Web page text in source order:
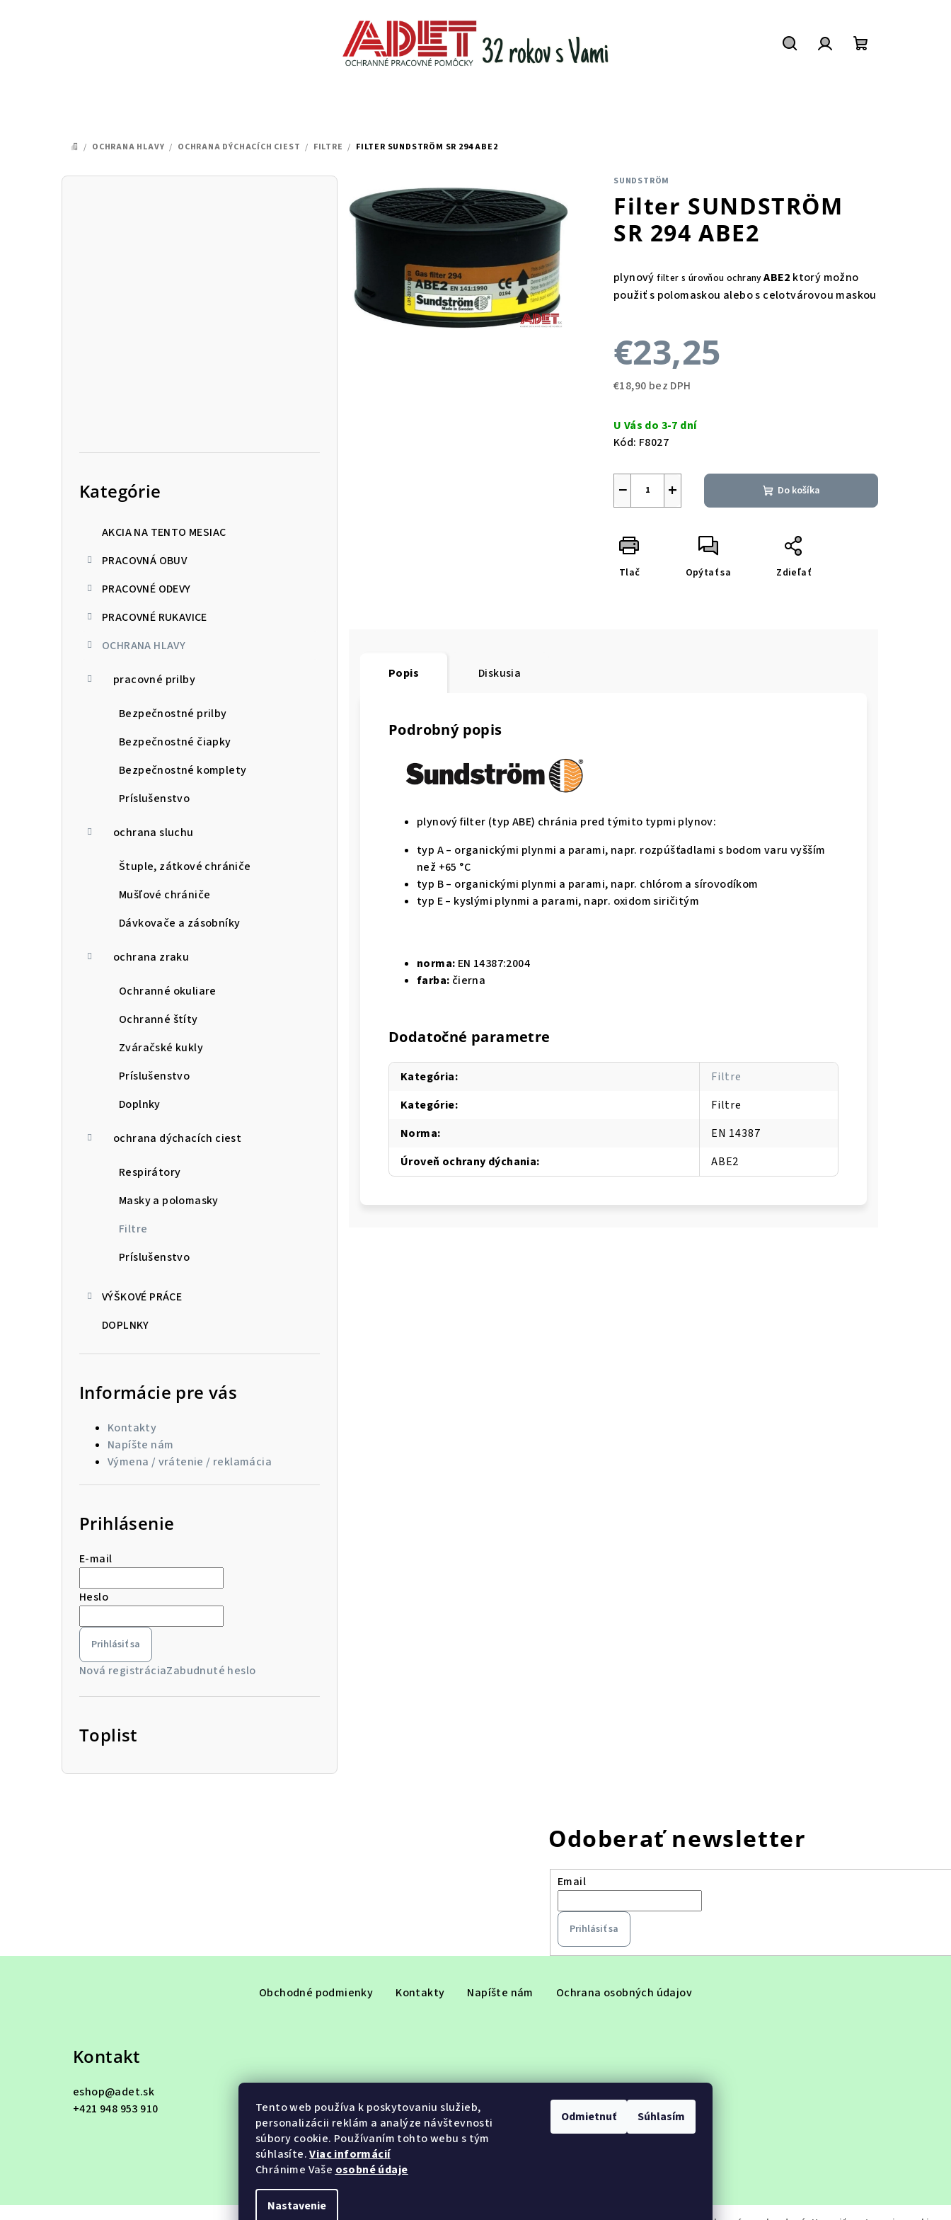
Tento web používa k poskytovaniu služieb,
personalizácii reklám a analýze návštevnosti
súbory cookie. Používaním tohto webu s tým
súhlasíte.Viac informácií
Chránime Vaše osobné údaje
Nastavenie
Odmietnuť Súhlasím
DOMOV
/ OCHRANA HLAVY / OCHRANA DÝCHACÍCH CIEST / FILTRE / FILTER SUNDSTRÖM SR 294 ABE2
B
Kategórie
AKCIA NA TENTO MESIAC
PRACOVNÁ OBUV
PRACOVNÉ ODEVY
PRACOVNÉ RUKAVICE
OCHRANA HLAVY
pracovné prilby
Bezpečnostné prilby
Bezpečnostné čiapky
Bezpečnostné komplety
Príslušenstvo
ochrana sluchu
Štuple, zátkové chrániče
Mušľové chrániče
Dávkovače a zásobníky
ochrana zraku
Ochranné okuliare
Ochranné štíty
Zváračské kukly
Príslušenstvo
Doplnky
ochrana dýchacích ciest
Respirátory
Masky a polomasky
Filtre
Príslušenstvo
VÝŠKOVÉ PRÁCE
DOPLNKY
Informácie pre vás
Kontakty
Napíšte nám
Výmena / vrátenie / reklamácia
Prihlásenie
E-mail
Heslo
Prihlásiť sa
Nová registráciaZabudnuté heslo
Toplist
SUNDSTRÖM
Filter SUNDSTRÖM
SR 294 ABE2
plynovýfilter s úrovňou ochranyABE2 ktorý možno
použiť s polomaskou alebo s celotvárovou maskou
€23,25
€18,90 bez DPH
cena:
U Vás do 3-7 dní
Kód: F8027
+
− Do košíka
Tlač Opýtať sa Zdieľať
Popis Diskusia
Podrobný popis
plynový filter (typ ABE) chránia pred týmito typmi plynov:
typ A – organickými plynmi a parami, napr. rozpúšťadlami s bodom varu vyšším
než +65 °C
typ B – organickými plynmi a parami, napr. chlórom a sírovodíkom
typ E – kyslými plynmi a parami, napr. oxidom siričitým
norma: EN 14387:2004
farba: čierna
Dodatočné parametre
Kategória:
Filtre
Kategórie:
Filtre
Norma:
EN 14387
Úroveň ochrany dýchania: ABE2
Odoberať newsletter
Email
Prihlásiť sa
Obchodné podmienky Kontakty Napíšte nám Ochrana osobných údajov
Kontakt
eshop@adet.sk
+421 948 953 910